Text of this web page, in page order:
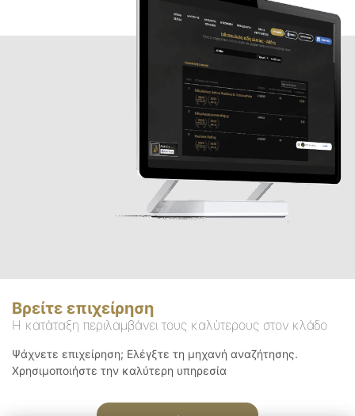
Βρείτε επιχείρηση
Η κατάταξη περιλαμβάνει τους καλύτερους στον κλάδο
Ψάχνετε επιχείρηση; Ελέγξτε τη μηχανή αναζήτησης.
Χρησιμοποιήστε την καλύτερη υπηρεσία